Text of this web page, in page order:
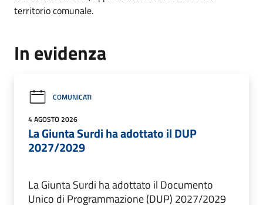
territorio comunale.
In evidenza
COMUNICATI
4 AGOSTO 2026
La Giunta Surdi ha adottato il DUP
2027/2029
La Giunta Surdi ha adottato il Documento
Unico di Programmazione (DUP) 2027/2029